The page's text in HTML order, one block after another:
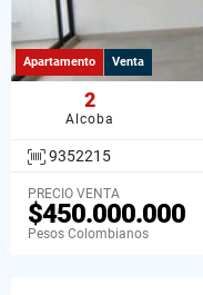
Apartamento Venta
2
Alcoba
9352215
PRECIO VENTA
$450.000.000
Pesos Colombianos